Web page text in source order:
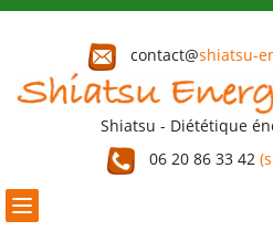
contact@shiatsu-
Shiatsu - Diététique
06 20 86 33 42
Toggle